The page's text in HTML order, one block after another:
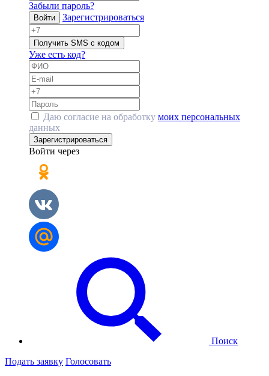
Забыли пароль?
Войти Зарегистрироваться
Получить SMS с кодом
Уже есть код?
Даю согласие на обработку моих персональных
данных
Зарегистрироваться
Войти через
Поиск
Подать заявку Голосовать